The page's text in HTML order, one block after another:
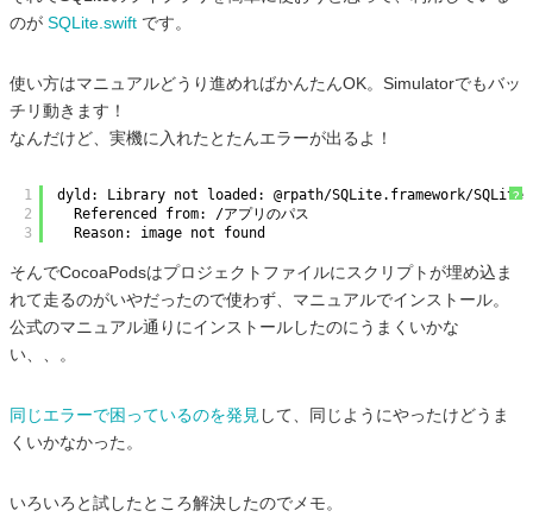
のが SQLite.swift です。
使い方はマニュアルどうり進めればかんたんOK。Simulatorでもバッ
チリ動きます！
なんだけど、実機に入れたとたんエラーが出るよ！
?
1
2
3
dyld: Library not loaded: @rpath/SQLite.framework/SQLite
Referenced from: /アプリのパス
Reason: image not found
そんでCocoaPodsはプロジェクトファイルにスクリプトが埋め込ま
れて走るのがいやだったので使わず、マニュアルでインストール。
公式のマニュアル通りにインストールしたのにうまくいかな
い、、。
同じエラーで困っているのを発見 して、同じようにやったけどうま
くいかなかった。
いろいろと試したところ解決したのでメモ。